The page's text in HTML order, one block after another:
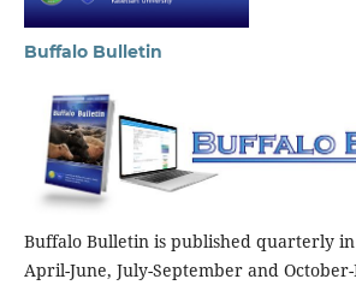
Buffalo Bulletin
Buffalo Bulletin is published quarterly
April-June, July-September and